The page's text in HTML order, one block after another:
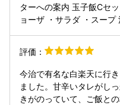
ターへの案内 玉子飯Cセットを注文 ・焼豚
ョーザ ・サラダ ・スープ 注文後、数分で着丼‼️ まずは写真
に いただきました😋 このタレが抜群に美味しい◎ 食欲もそ
そりたまごの甘みも絡ん
続々とお客さん来てまし
時間はそう多くは無さそうでした。 また今治
べに行きたいと思います
評価：
今治で有名な白楽天に行
ました。甘辛いタレがし
きがのっていて、ご飯と